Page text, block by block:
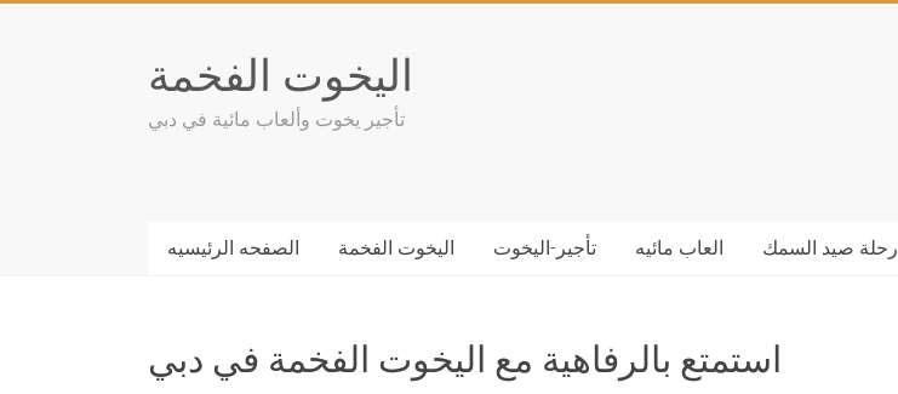
اليخوت الفخمة
تأجير يخوت وألعاب مائية في دبي
الصفحه الرئيسيه اليخوت الفخمة تأجير-اليخوت العاب مائيه رحلة صيد السمك
استمتع بالرفاهية مع اليخوت الفخمة في دبي